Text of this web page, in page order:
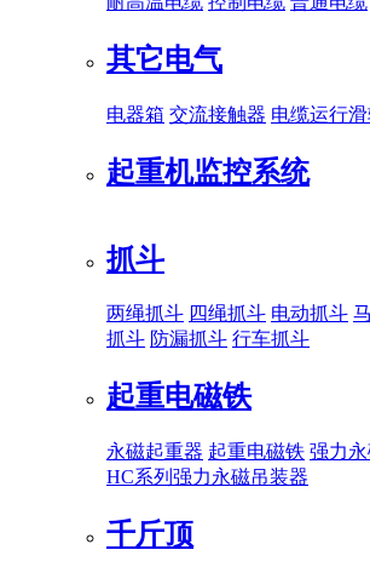
其它电气
电器箱 交流接触器 电缆运行
起重机监控系统
抓斗
两绳抓斗 四绳抓斗 电动抓斗
抓斗 防漏抓斗 行车抓斗
起重电磁铁
永磁起重器 起重电磁铁 强力
HC系列强力永磁吊装器
千斤顶